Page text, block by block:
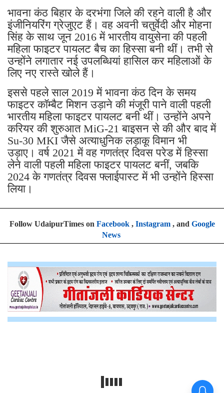
भावना कंठ बिहार के दरभंगा जिले की रहने वाली है और
इंजीनियरिंग ग्रेजुएट हैं। वह अवनी चतुर्वेदी और मोहना
सिंह के साथ जून 2016 में भारतीय वायुसेना की पहली
महिला फाइटर पायलट बैच का हिस्सा बनी थीं। तभी से
उन्होंने लगातार नई उपलब्धियां हासिल कर महिलाओं के
लिए नए रास्ते खोले हैं।
इससे पहले साल 2019 में भावना कंठ दिन के समय
फाइटर कॉम्बैट मिशन उड़ाने की मंजूरी पाने वाली पहली
भारतीय महिला फाइटर पायलट बनी थीं। उन्होंने अपने
करियर की शुरुआत MiG-21 बाइसन से की और बाद में
Su-30 MKI जैसे अत्याधुनिक लड़ाकू विमान भी
उड़ाए। वर्ष 2021 में वह गणतंत्र दिवस परेड में हिस्सा
लेने वाली पहली महिला फाइटर पायलट बनीं, जबकि
2024 के गणतंत्र दिवस फ्लाईपास्ट में भी उन्होंने हिस्सा
लिया।
Follow UdaipurTimes on Facebook, Instagram, and Google
News